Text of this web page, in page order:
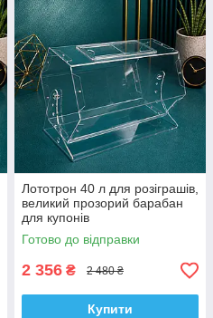
Лототрон 40 л для розіграшів,
великий прозорий барабан
для купонів
Готово до відправки
2 356 ₴ 2 480 ₴
Купити